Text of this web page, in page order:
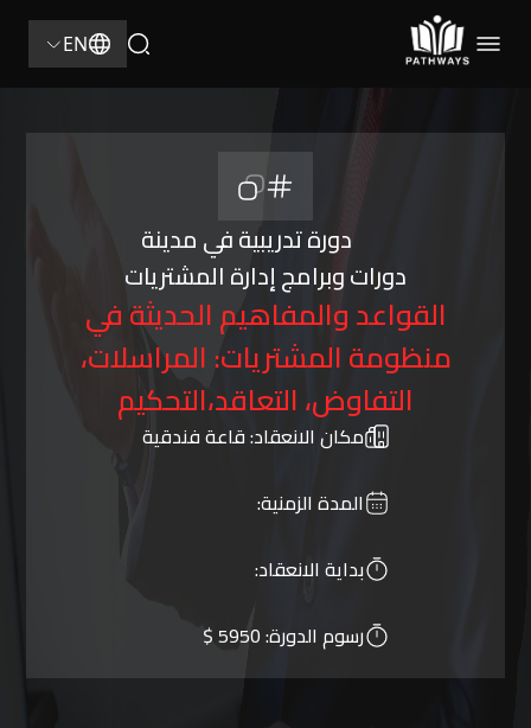
EN
دورة تدريبية في مدينة
دورات وبرامج إدارة المشتريات
القواعد والمفاهيم الحديثة في
منظومة المشتريات: المراسلات،
التفاوض، التعاقد،التحكيم
مكان الانعقاد:قاعة فندقية
المدة الزمنية:
بداية الانعقاد:
رسوم الدورة:5950 $